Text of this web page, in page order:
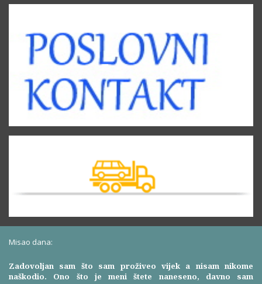
Misao dana:
Zadovoljan sam što sam proživeo vijek a nisam nikome
naškodio. Ono što je meni štete naneseno, davno sam